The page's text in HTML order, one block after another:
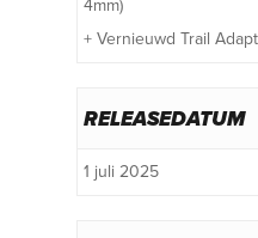
4mm)
+ Vernieuwd Trail
RELEASEDATUM
1 juli 2025